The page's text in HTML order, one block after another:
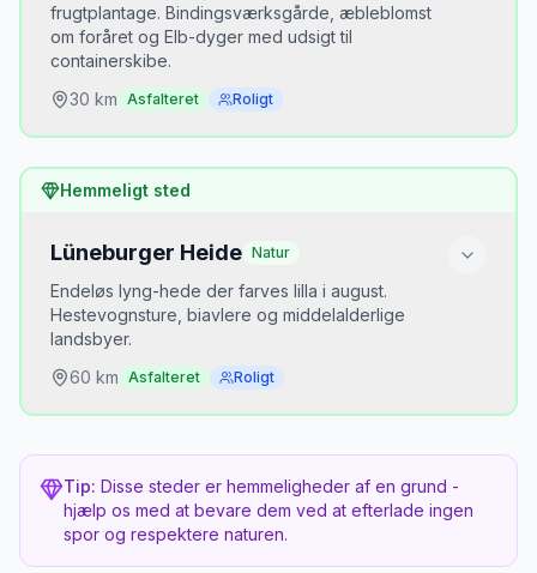
frugtplantage. Bindingsværksgårde, æbleblomst
om foråret og Elb-dyger med udsigt til
containerskibe.
30 km Asfalteret Roligt
Hvorfor er det hemmeligt?
Hamburgs naboer kender det, men turister ser
Bedste tidspunkt
Maj — æbleblomstringen er overvældende.
Hemmeligt sted
Lüneburger Heide Natur
Endeløs lyng-hede der farves lilla i august.
Hestevognsture, biavlere og middelalderlige
landsbyer.
60 km Asfalteret Roligt
kører forbi på motorvejen.
Bedste tidspunkt
Tip: Disse steder er hemmeligheder af en grund -
hjælp os med at bevare dem ved at efterlade ingen
spor og respektere naturen.